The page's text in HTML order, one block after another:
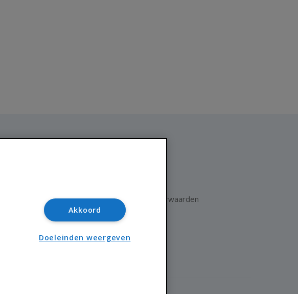
Algemene voorwaarden
Privacybeleid
Contact
Akkoord
Doeleinden weergeven